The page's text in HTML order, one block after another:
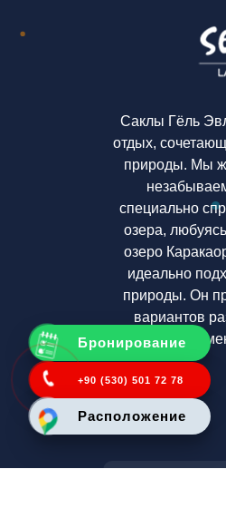
Бронирование
+90 (530) 501 72 78
Расположение
Саклы Гёль
отдых,
природы. Мы
специально
озера,
озеро
идеально
природы. Он
вариантов